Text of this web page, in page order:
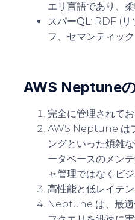
エリ言語であり、
スパーQL: RDF (リ
フ、セマンティッ
AWS Neptune
完全に管理されて
AWS Neptune は
ングといった煩雑
ータベースのメン
ャ管理ではなくビ
高性能と低レイテ
Neptune は、最適